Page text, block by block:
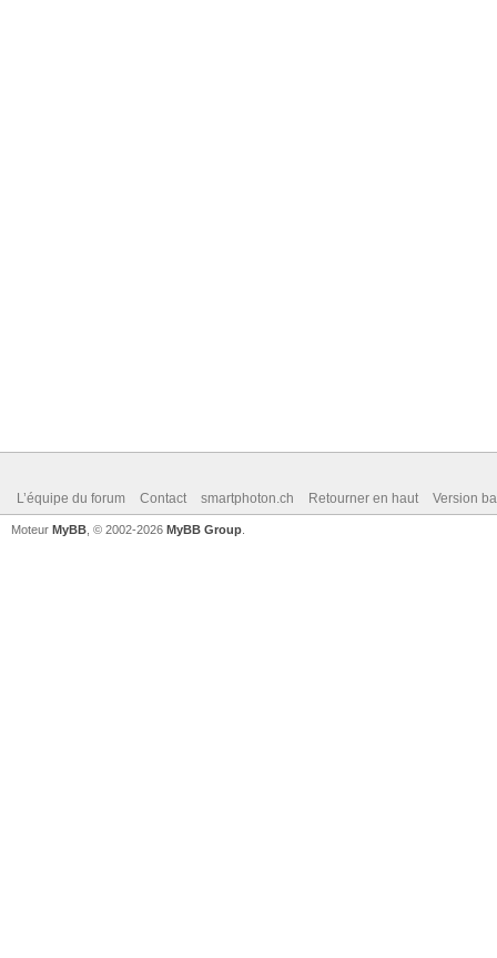
L’équipe du forum Contact smartphoton.ch Retourner en haut Version
Moteur MyBB , © 2002-2026 MyBB Group